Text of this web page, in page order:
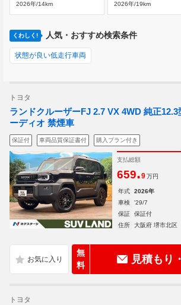
2026年/14km
2026年/19km
くわしく! 人気・おすすめ検索条件
状態が良い低走行車両
トヨタ
ランドクルーザーFJ 2.7 VX 4WD 純正
ーディオ 禁煙車
保証付 車両品質保証書付 購入プラン付き
支払総額
659.9 万円
年式 2026年
車検
'29/7
保証
保証付
住所
大阪府 堺市北区
無
料
見積もり
トヨタ